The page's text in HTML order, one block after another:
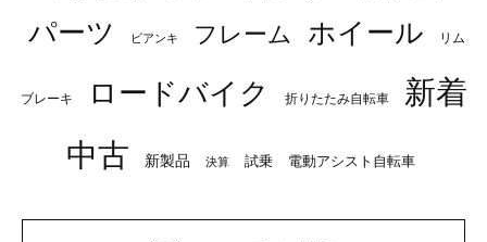
パーツ ビアンキ フレーム ホイール リム
ブレーキ ロードバイク 折りたたみ自転車
新着
中古
新製品 決算 試乗 電動アシスト自転車